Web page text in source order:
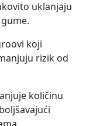
uklanjaju
koji
rizik od
količinu